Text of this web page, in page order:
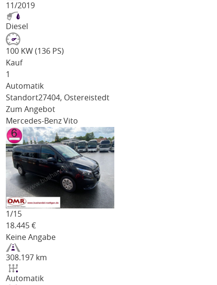
11/2019
Diesel
100 KW (136 PS)
Kauf
1
Automatik
Standort27404, Ostereistedt
Zum Angebot
Mercedes-Benz Vito
1/15
18.445 €
Keine Angabe
308.197 km
Automatik